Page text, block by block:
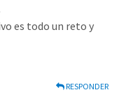
es todo un reto y
RESPONDER